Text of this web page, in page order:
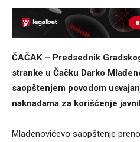
ČAČAK – Predsednik
stranke u Čačku Darko
saopštenjem povodom
naknadama za korišćenje
Mlađenovićevo saopštenje